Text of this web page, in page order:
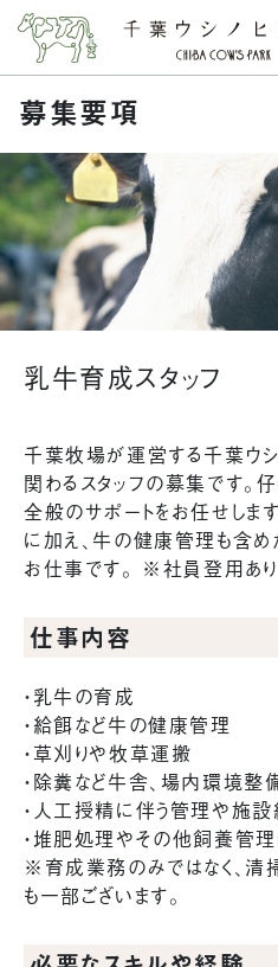
募集要項
乳牛育成スタッフ
千葉牧場が運営する千葉ウ
関わるスタッフの募集です。
全般のサポートをお任せしま
に加え、牛の健康管理も含め
お仕事です。 ※社員登用あり
仕事内容
・乳牛の育成
・給餌など牛の健康管理
・草刈りや牧草運搬
・除糞など牛舎、場内環境整
・人工授精に伴う管理や施
・堆肥処理やその他飼養管
※育成業務のみではなく、清
も一部ございます。